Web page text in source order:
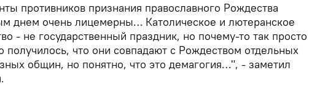
противников признания православного Рождества
днем очень лицемерны… Католическое и лютеранское
- не государственный праздник, но почему-то так просто
получилось, что они совпадают с Рождеством отдельных
общин, но понятно, что это демагогия…", - заметил